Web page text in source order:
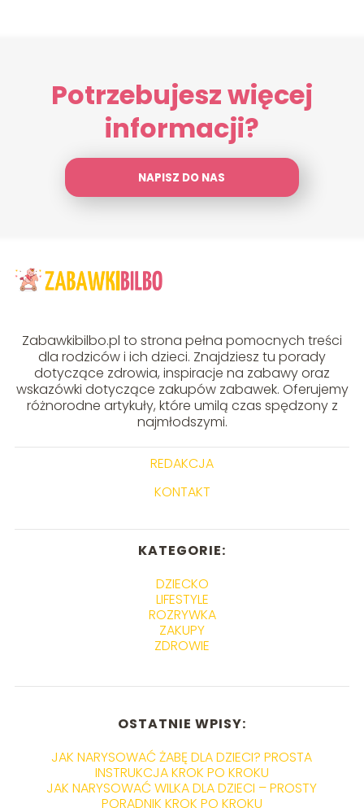
Potrzebujesz więcej
informacji?
NAPISZ DO NAS
Zabawkibilbo.pl to strona pełna pomocnych treści
dla rodziców i ich dzieci. Znajdziesz tu porady
dotyczące zdrowia, inspiracje na zabawy oraz
wskazówki dotyczące zakupów zabawek. Oferujemy
różnorodne artykuły, które umilą czas spędzony z
najmłodszymi.
REDAKCJA
KONTAKT
KATEGORIE:
DZIECKO
LIFESTYLE
ROZRYWKA
ZAKUPY
ZDROWIE
OSTATNIE WPISY:
JAK NARYSOWAĆ ŻABĘ DLA DZIECI? PROSTA
INSTRUKCJA KROK PO KROKU
JAK NARYSOWAĆ WILKA DLA DZIECI – PROSTY
PORADNIK KROK PO KROKU